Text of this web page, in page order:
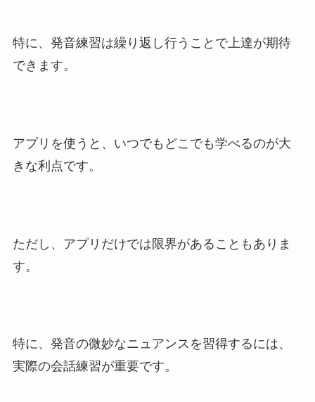
特に、発音練習は繰り返し行うことで上達が期待
できます。
アプリを使うと、いつでもどこでも学べるのが大
きな利点です。
ただし、アプリだけでは限界があることもありま
す。
特に、発音の微妙なニュアンスを習得するには、
実際の会話練習が重要です。